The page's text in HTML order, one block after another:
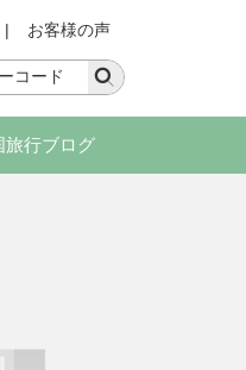
| お客様の声
旅行ブログ